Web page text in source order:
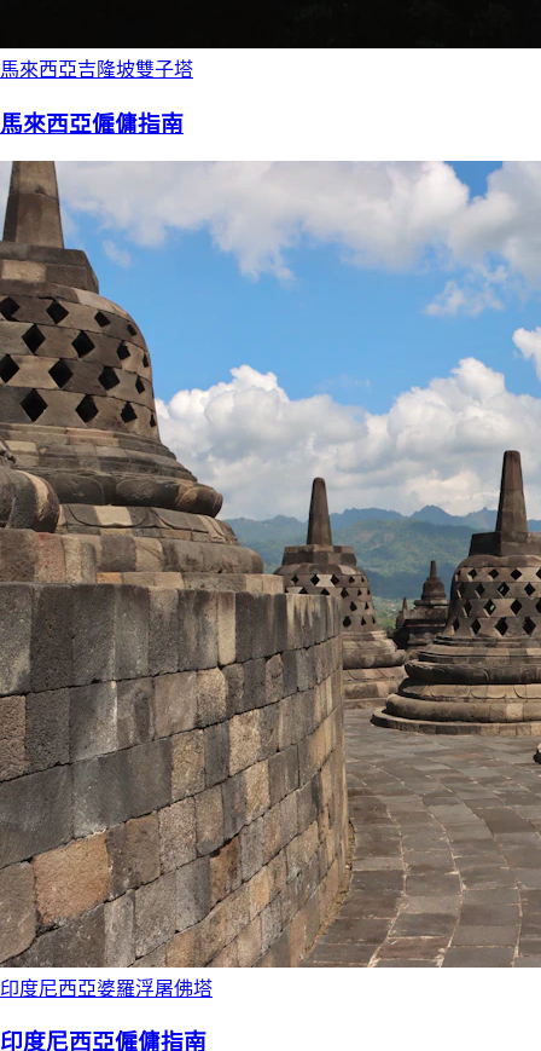
馬來西亞吉隆坡雙子塔
馬來西亞僱傭指南
印度尼西亞婆羅浮屠佛塔
印度尼西亞僱傭指南